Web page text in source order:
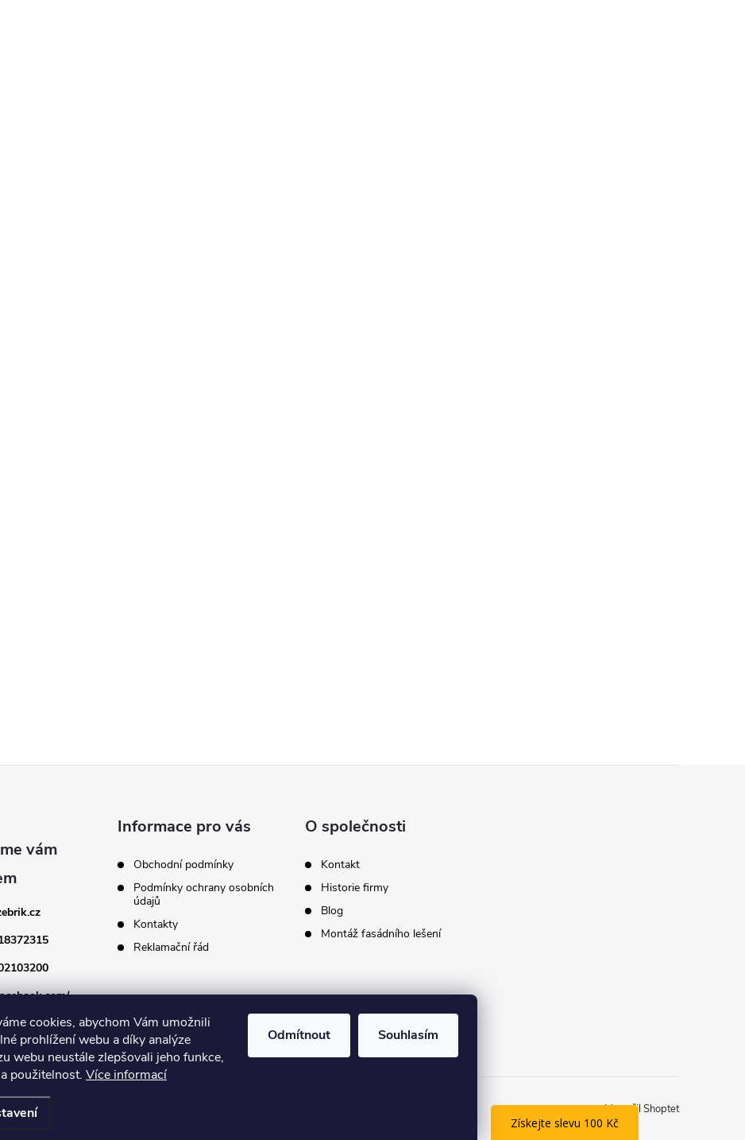
cookies, abychom Vám umožnili
prohlížení webu a díky analýze
webu neustále zlepšovali jeho funkce,
použitelnost. Více informací
Odmítnout Souhlasím
Informace pro vás
Obchodní podmínky
Podmínky ochrany osobních
údajů
Kontakty
Reklamační řád
O společnosti
Kontakt
Historie firmy
Blog
Montáž fasádního lešení
Vytvořil Shoptet
nastavení cookies
Získejte slevu 100 Kč